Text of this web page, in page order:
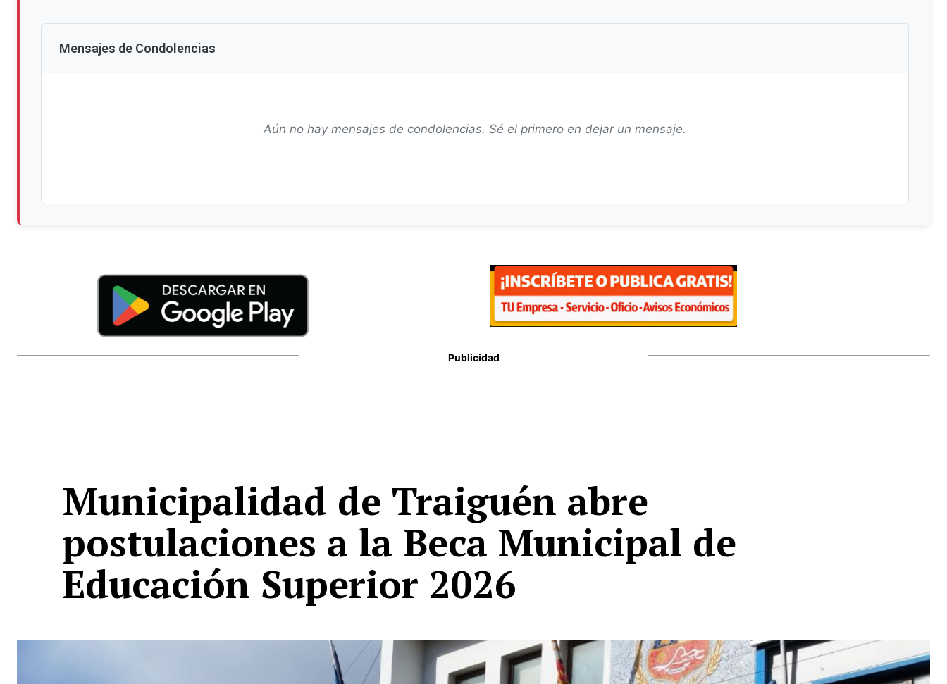
Mensajes de Condolencias
Aún no hay mensajes de condolencias. Sé el primero en dejar un mensaje.
Publicidad